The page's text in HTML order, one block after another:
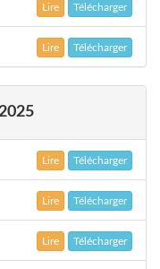
Lire Télécharger
Lire Télécharger
Lire Télécharger
Lire Télécharger
Lire Télécharger